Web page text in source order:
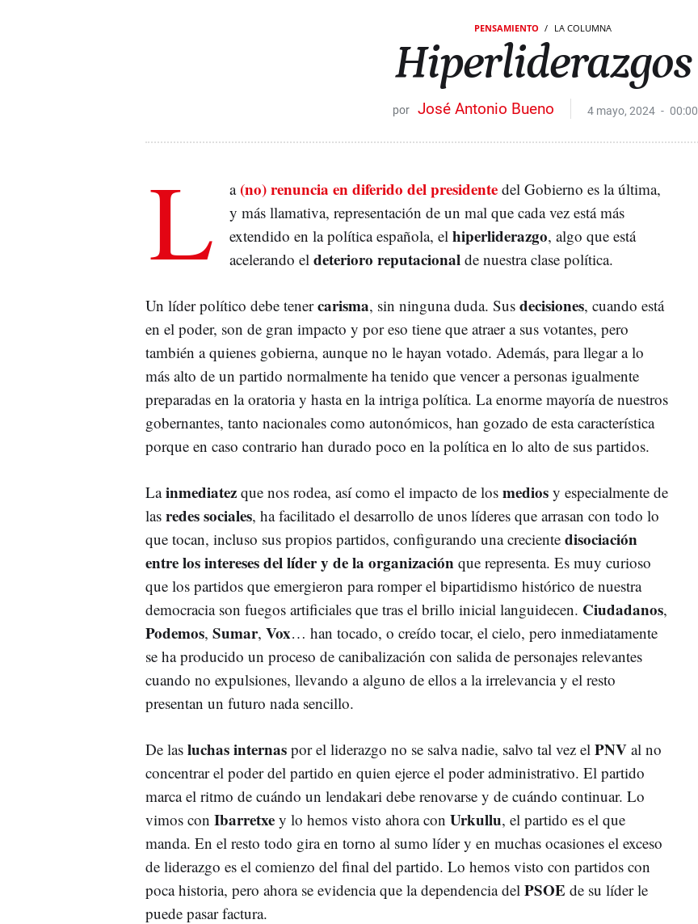
PENSAMIENTO LA COLUMNA
Hiperliderazgos
José Antonio Bueno 4 mayo, 2024 00:00
L a (no) renuncia en diferido del presidente del Gobierno es la última,
y más llamativa, representación de un mal que cada vez está más
extendido en la política española, el hiperliderazgo, algo que está
acelerando el deterioro reputacional de nuestra clase política.
Un líder político debe tenercarisma, sin ninguna duda. Sus decisiones, cuando está
en el poder, son de gran impacto y por eso tiene que atraer a sus votantes, pero
también a quienes gobierna, aunque no le hayan votado. Además, para llegar a lo
más alto de un partido normalmente ha tenido que vencer a personas igualmente
preparadas en la oratoria y hasta en la intriga política. La enorme mayoría de nuestros
gobernantes, tanto nacionales como autonómicos, han gozado de esta característica
porque en caso contrario han durado poco en la política en lo alto de sus partidos.
Lainmediatez que nos rodea, así como el impacto de los medios y especialmente de
las redes sociales, ha facilitado el desarrollo de unos líderes que arrasan con todo lo
que tocan, incluso sus propios partidos, configurando una creciente disociación
entre los intereses del líder y de la organización que representa. Es muy curioso
que los partidos que emergieron para romper el bipartidismo histórico de nuestra
democracia son fuegos artificiales que tras el brillo inicial languidecen. Ciudadanos,
Podemos, Sumar, Vox… han tocado, o creído tocar, el cielo, pero inmediatamente
se ha producido un proceso de canibalización con salida de personajes relevantes
cuando no expulsiones, llevando a alguno de ellos a la irrelevancia y el resto
presentan un futuro nada sencillo.
De las luchas internas por el liderazgo no se salva nadie, salvo tal vez el PNV al no
concentrar el poder del partido en quien ejerce el poder administrativo. El partido
marca el ritmo de cuándo un lendakari debe renovarse y de cuándo continuar. Lo
vimos con Ibarretxe y lo hemos visto ahora con Urkullu, el partido es el que
manda. En el resto todo gira en torno al sumo líder y en muchas ocasiones el exceso
de liderazgo es el comienzo del final del partido. Lo hemos visto con partidos con
poca historia, pero ahora se evidencia que la dependencia del PSOE de su líder le
puede pasar factura.